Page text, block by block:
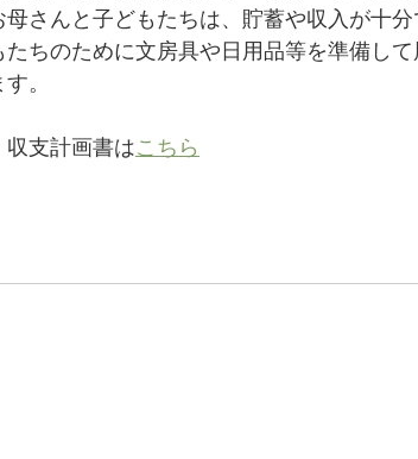
母さんと子どもたちは、貯蓄や収入が十
たちのために文房具や日用品等を準備し
。
支計画書はこちら